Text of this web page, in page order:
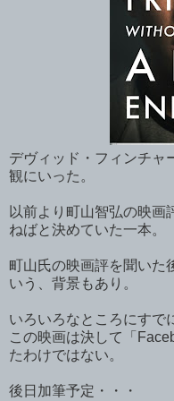
デヴィッド・フィンチャ
観にいった。
以前より町山智弘の映画
ねばと決めていた一本。
町山氏の映画評を聞いた
いう、背景もあり。
いろいろなところにすで
この映画は決して「
たわけではない。
後日加筆予定・・・